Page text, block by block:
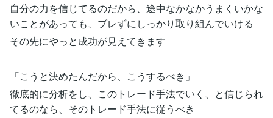
自分の力を信じてるのだから、途中なかなかうまくいかな
いことがあっても、ブレずにしっかり取り組んでいける
その先にやっと成功が見えてきます
「こうと決めたんだから、こうするべき」
徹底的に分析をし、このトレード手法でいく、と信じられ
てるのなら、そのトレード手法に従うべき